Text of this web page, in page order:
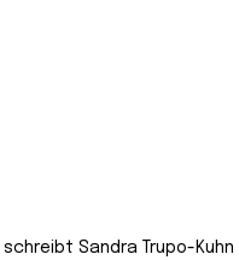
Sandra Trupo-Kuhn